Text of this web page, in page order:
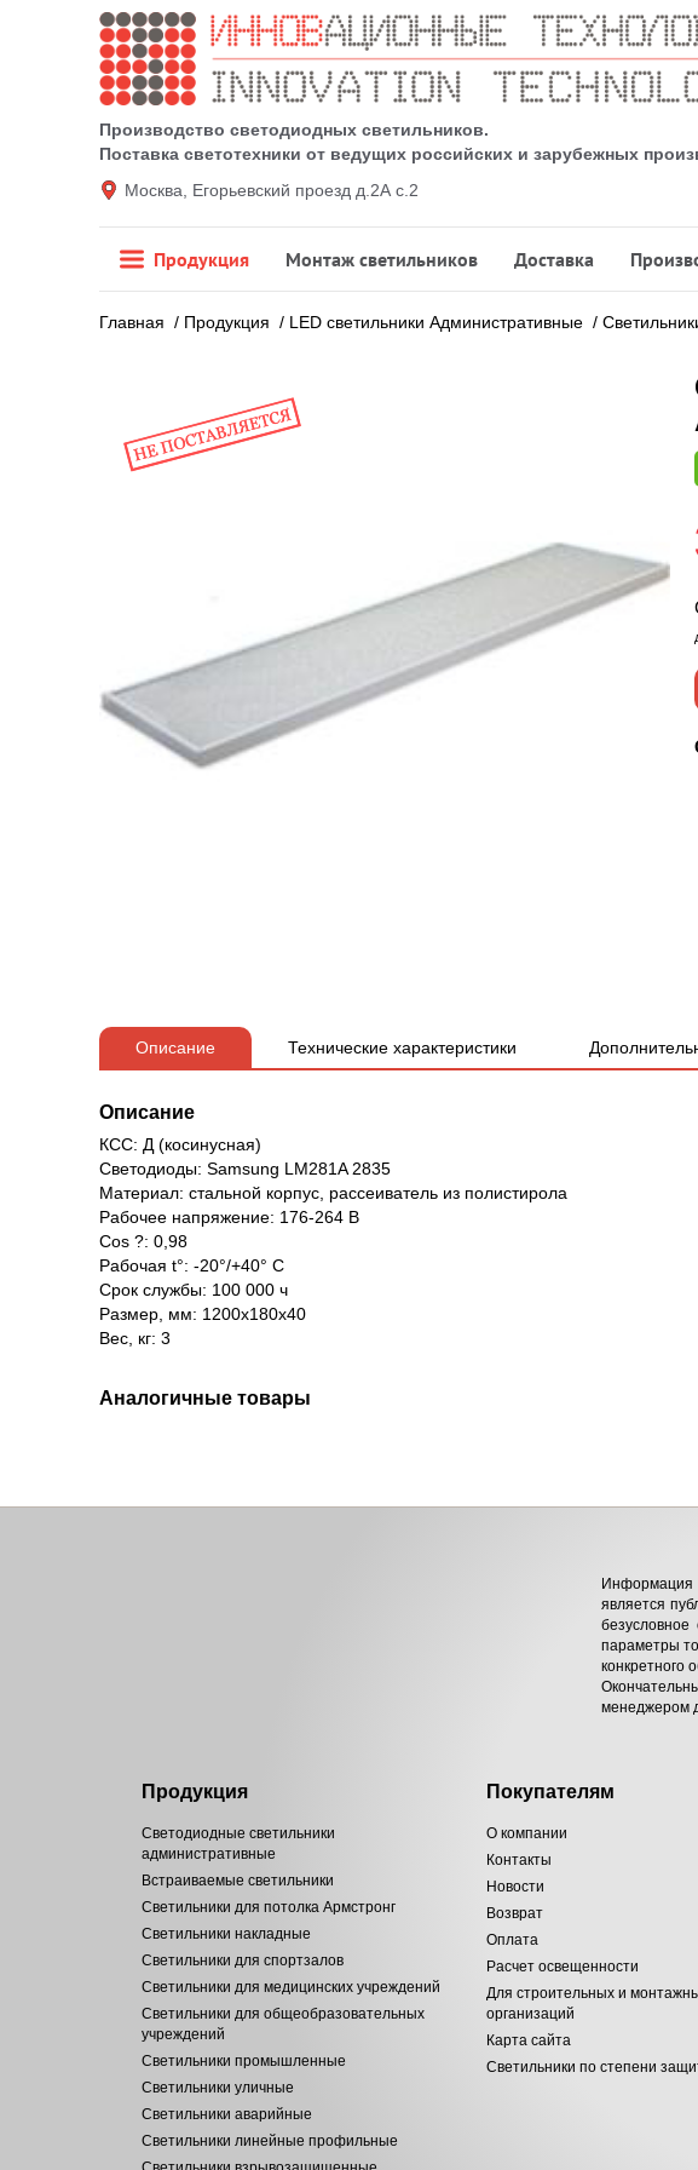
Производство светодиодных светильников.
Поставка светотехники от ведущих российских и зарубежных
Москва, Егорьевский проезд д.2А с.2
Продукция Монтаж светильников Доставка
Главная / Продукция / LED светильники Административные /
Описание Технические характеристики
Описание
КСС: Д (косинусная)
Светодиоды: Samsung LM281A 2835
Материал: стальной корпус, рассеиватель из полистирола
Рабочее напряжение: 176-264 В
Сos ?: 0,98
Рабочая t°: -20°/+40° С
Срок службы: 100 000 ч
Размер, мм: 1200х180х40
Вес, кг: 3
Аналогичные товары
Информация
является
параметры
конкретного
менеджером
Продукция
Светодиодные светильники
административные
Встраиваемые светильники
Светильники для потолка Армстронг
Светильники накладные
Светильники для спортзалов
Светильники для медицинских учреждений
Светильники для общеобразовательных
учреждений
Светильники промышленные
Светильники уличные
Светильники аварийные
Светильники линейные профильные
Покупателям
О компании
Контакты
Новости
Возврат
Оплата
Расчет освещенности
Для строительных и
организаций
Карта сайта
Светильники по степени